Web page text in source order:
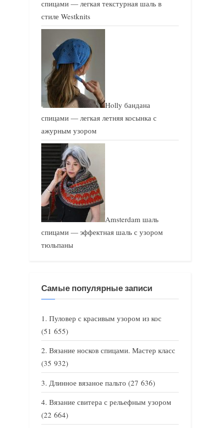
спицами — легкая текстурная шаль в
стиле Westknits
Holly бандана
спицами — легкая летняя косынка с
ажурным узором
Amsterdam шаль
спицами — эффектная шаль с узором
тюльпаны
Самые популярные записи
Пуловер с красивым узором из кос
(51 655)
Вязание носков спицами. Мастер класс
(35 932)
Длинное вязаное пальто (27 636)
Вязание свитера с рельефным узором
(22 664)